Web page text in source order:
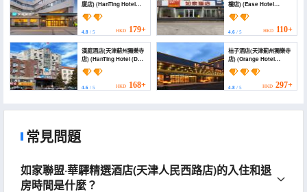
廈店) (HanTing Hotel
(Tianjin Jizhou Jianshe
Dasha))
4.8 / 5 HKD 179+
樓店) (Ease Hotel
(Tianjin Jizhou Drum
Tower))
4.6/ 5 HKD 110+
漢庭酒店(天津薊州獨樂寺
店) (HanTing Hotel (Dule
Temple, Jizhou, Tianjin))
4.6 / 5 HKD 168+
桔子酒店(天津薊州獨樂寺
店) (Orange Hotel
(Tianjin Jizhou Dule
Temple))
4.8/ 5 HKD 297+
常見問題
如家聯盟·華驛精選酒店(天津人民西路店)的入住和退
房時間是什麼？